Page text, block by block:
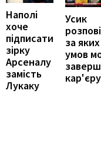
Наполі
хоче
підписати
зірку
Арсеналу
замість
Лукаку
Усик
за яких
умов
кар'єру